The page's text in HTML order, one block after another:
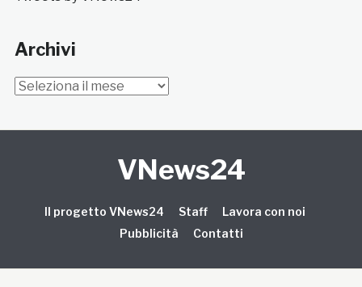
Archivi
Archivi
VNews24
Il progetto VNews24 Staff
Lavora con noi
Pubblicità
Contatti